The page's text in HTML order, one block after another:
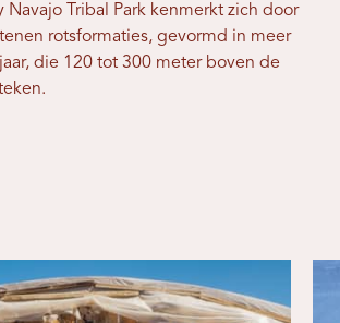
Navajo Tribal Park kenmerkt zich door
rotsformaties, gevormd in meer
die 120 tot 300 meter boven de